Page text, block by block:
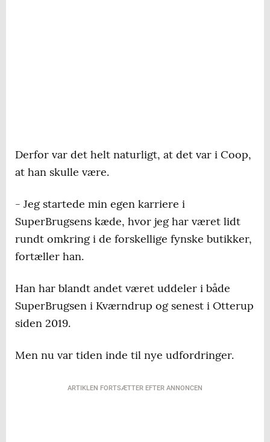
Derfor var det helt naturligt, at det var i Coop,
at han skulle være.
- Jeg startede min egen karriere i
SuperBrugsens kæde, hvor jeg har været lidt
rundt omkring i de forskellige fynske butikker,
fortæller han.
Han har blandt andet været uddeler i både
SuperBrugsen i Kværndrup og senest i Otterup
siden 2019.
Men nu var tiden inde til nye udfordringer.
ARTIKLEN FORTSÆTTER EFTER ANNONCEN